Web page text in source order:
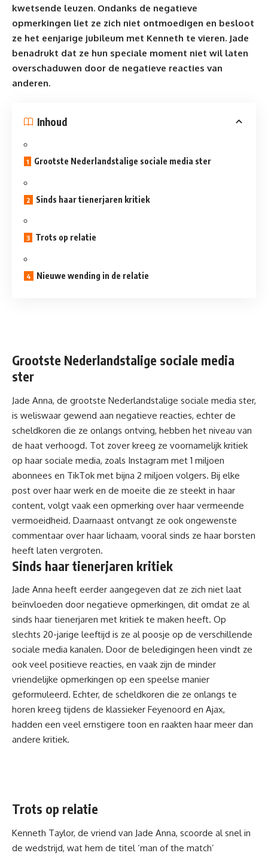
kwetsende leuzen. Ondanks de negatieve
opmerkingen liet ze zich niet ontmoedigen en besloot
ze het eenjarige jubileum met Kenneth te vieren. Jade
benadrukt dat ze hun speciale moment niet wil laten
overschaduwen door de negatieve reacties van
anderen.
Inhoud
Grootste Nederlandstalige sociale media ster
Sinds haar tienerjaren kritiek
Trots op relatie
Nieuwe wending in de relatie
Grootste Nederlandstalige sociale media
ster
Jade Anna, de grootste Nederlandstalige sociale media ster,
is weliswaar gewend aan negatieve reacties, echter de
scheldkoren die ze onlangs ontving, hebben het niveau van
de haat verhoogd. Tot zover kreeg ze voornamelijk kritiek
op haar sociale media, zoals Instagram met 1 miljoen
abonnees en TikTok met bijna 2 miljoen volgers. Bij elke
post over haar werk en de moeite die ze steekt in haar
content, volgt vaak een opmerking over haar vermeende
vermoeidheid. Daarnaast ontvangt ze ook ongewenste
commentaar over haar lichaam, vooral sinds ze haar borsten
heeft laten vergroten.
Sinds haar tienerjaren kritiek
Jade Anna heeft eerder aangegeven dat ze zich niet laat
beïnvloeden door negatieve opmerkingen, dit omdat ze al
sinds haar tienerjaren met kritiek te maken heeft. Op
slechts 20-jarige leeftijd is ze al poosje op de verschillende
sociale media kanalen. Door de beledigingen heen vindt ze
ook veel positieve reacties, en vaak zijn de minder
vriendelijke opmerkingen op een speelse manier
geformuleerd. Echter, de scheldkoren die ze onlangs te
horen kreeg tijdens de klassieker Feyenoord en Ajax,
hadden een veel ernstigere toon en raakten haar meer dan
andere kritiek.
Trots op relatie
Kenneth Taylor, de vriend van Jade Anna, scoorde al snel in
de wedstrijd, wat hem de titel ‘man of the match’